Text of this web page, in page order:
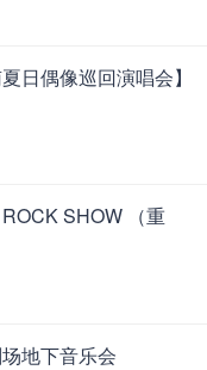
日偶像巡回演唱会】
SHOW （重
地下音乐会